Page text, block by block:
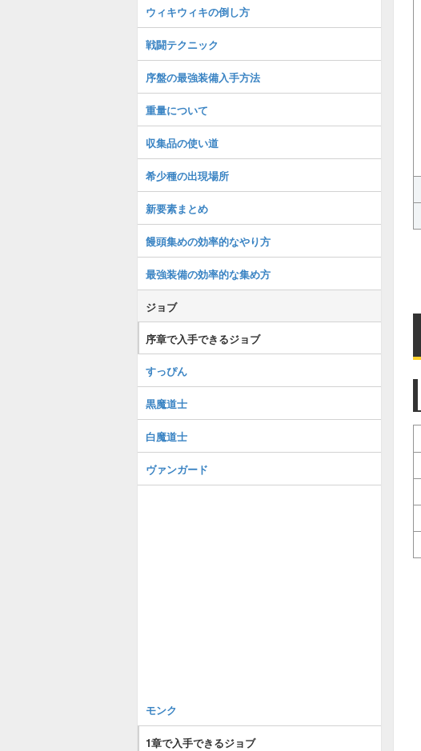
ウィキウィキの倒し方
戦闘テクニック
序盤の最強装備入手方法
重量について
収集品の使い道
希少種の出現場所
新要素まとめ
饅頭集めの効率的なやり方
最強装備の効率的な集め方
ジョブ
序章で入手できるジョブ
すっぴん
黒魔道士
白魔道士
ヴァンガード
モンク
1章で入手できるジョブ